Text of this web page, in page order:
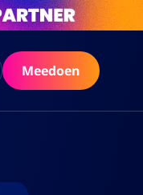
Meedoen